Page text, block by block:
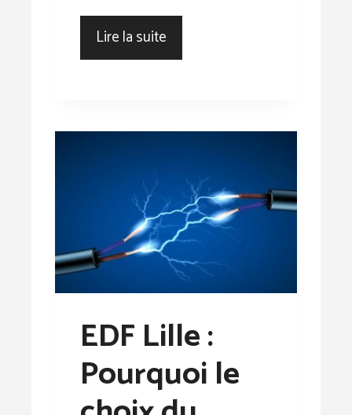
Lire la suite
EDF Lille :
Pourquoi le